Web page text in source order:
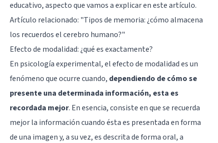
educativo, aspecto que vamos a explicar en este artículo.
Artículo relacionado: "Tipos de memoria: ¿cómo almacena
los recuerdos el cerebro humano?"
Efecto de modalidad: ¿qué es exactamente?
En psicología experimental, el efecto de modalidad es un
fenómeno que ocurre cuando, dependiendo de cómo se
presente una determinada información, esta es
recordada mejor. En esencia, consiste en que se recuerda
mejor la información cuando ésta es presentada en forma
de una imagen y, a su vez, es descrita de forma oral, a